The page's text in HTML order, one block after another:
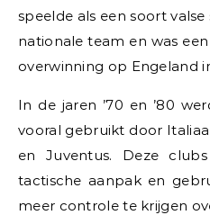
speelde als een soort
nationale team en was
overwinning op Engeland
In de jaren ’70 en ’80
vooral gebruikt door
en Juventus. Deze
tactische aanpak en
meer controle te krijgen